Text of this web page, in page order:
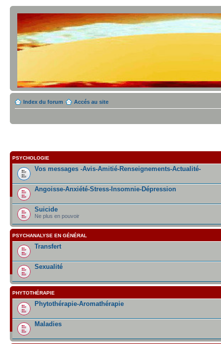
Index du forum Accés au site
PSYCHOLOGIE
Vos messages -Avis-Amitié-Renseignements-Actualité-
Angoisse-Anxiété-Stress-Insomnie-Dépression
Suicide
Ne plus en pouvoir
PSYCHANALYSE EN GÉNÉRAL
Transfert
Sexualité
PHYTOTHÉRAPIE
Phytothérapie-Aromathérapie
Maladies